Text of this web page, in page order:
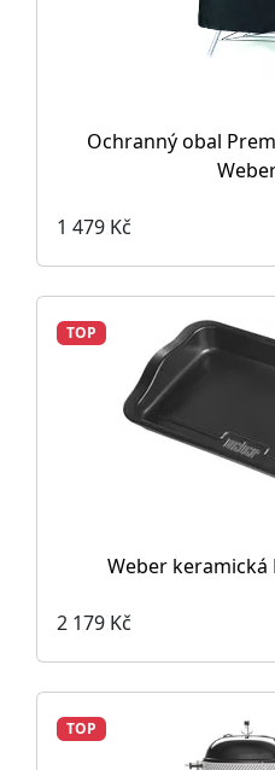
Ochranný obal
1 479 Kč
TOP
Weber keramická
2 179 Kč
TOP